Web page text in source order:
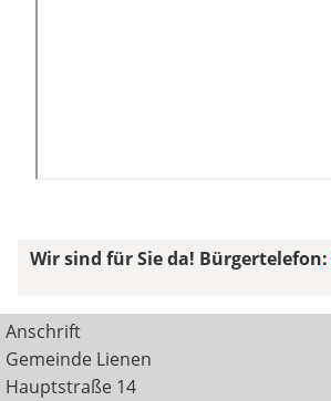
Wir sind für Sie da! Bürgertelefon:
Anschrift
Gemeinde Lienen
Hauptstraße 14